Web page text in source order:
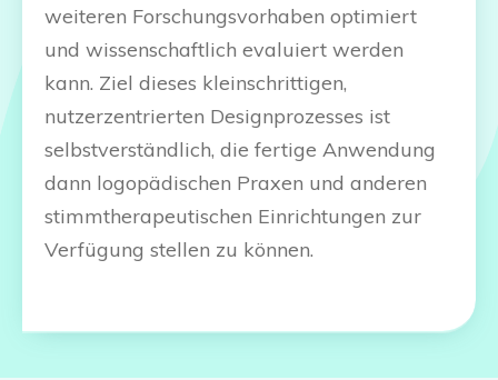
weiteren Forschungsvorhaben optimiert
und wissenschaftlich evaluiert werden
kann. Ziel dieses kleinschrittigen,
nutzerzentrierten Designprozesses ist
selbstverständlich, die fertige Anwendung
dann logopädischen Praxen und anderen
stimmtherapeutischen Einrichtungen zur
Verfügung stellen zu können.